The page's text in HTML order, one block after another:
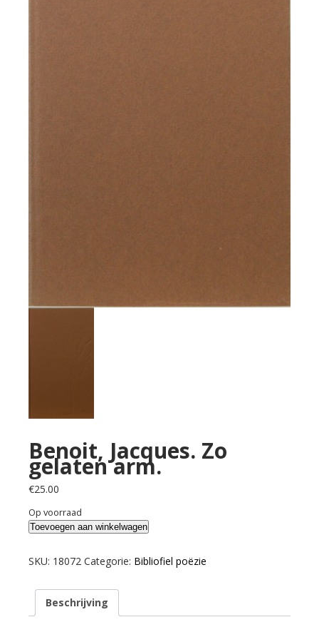
Benoit, Jacques. Zo
gelaten arm.
€25.00
Op voorraad
Benoit,
Zo
arm.
aantal
Toevoegen aan winkelwagen
SKU: 18072 Categorie: Bibliofiel poëzie
Beschrijving